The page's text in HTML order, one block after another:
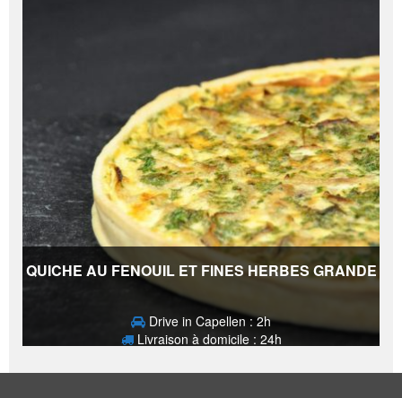
QUICHE AU FENOUIL ET FINES HERBES GRANDE
Drive in Capellen : 2h
Livraison à domicile : 24h
17,50€